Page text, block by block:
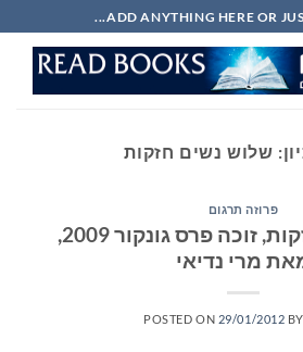
ADD ANYTHING HERE OR
שלוש נשים חזקות
פרוזה תרגום
שלוש נשים חזקות, זוכה פרס גונקור 2009,
מרי נדיאי
POSTED ON 29/01/2012 BY